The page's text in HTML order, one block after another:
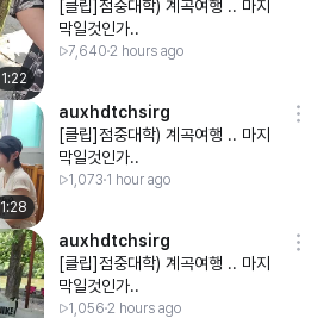
1:22
[클립]점중대학) 계곡여행 .. 마지
막일것인가..
7,640 2 hours ago
1:28
auxhdtchsirg
[클립]점중대학) 계곡여행 .. 마지
막일것인가..
1,073 1 hour ago
auxhdtchsirg
[클립]점중대학) 계곡여행 .. 마지
막일것인가..
1,056 2 hours ago